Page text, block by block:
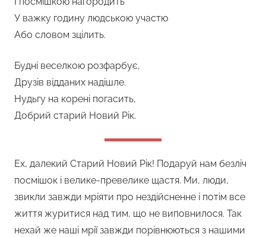
У важку годину людською участю
Або словом зцілить.
Будні веселкою розфарбує,
Друзів відданих надішле.
Нудьгу на корені погасить,
Добрий старий Новий Рік.
Ех, далекий Старий Новий Рік! Подаруй нам безліч
посмішок і велике-превелике щастя. Ми, люди,
звикли завжди мріяти про нездійсненне і потім все
життя журитися над тим, що не виповнилося. Так
нехай же наші мрії завжди порівнюються з нашими